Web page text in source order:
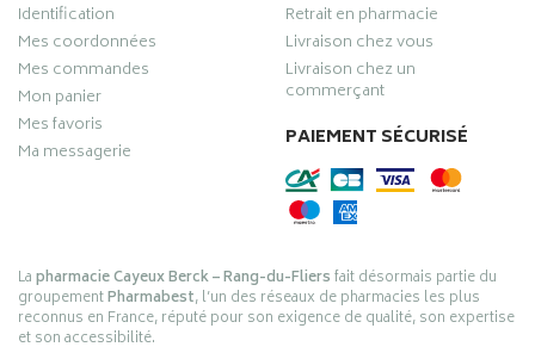
Identification
Mes coordonnées
Mes commandes
Mon panier
Mes favoris
Ma messagerie
Retrait en pharmacie
Livraison chez vous
Livraison chez un
commerçant
PAIEMENT SÉCURISÉ
Lapharmacie Cayeux Berck – Rang-du-Fliersfait désormais partie du
groupementPharmabest, l’un des réseaux de pharmacies les plus
reconnus en France, réputé pour son exigence de qualité, son expertise
et son accessibilité.